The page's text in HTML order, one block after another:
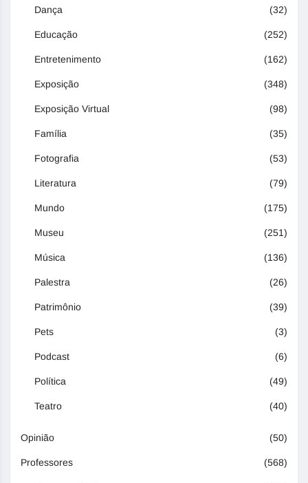
Dança (32)
Educação (252)
Entretenimento (162)
Exposição (348)
Exposição Virtual (98)
Família (35)
Fotografia (53)
Literatura (79)
Mundo (175)
Museu (251)
Música (136)
Palestra (26)
Patrimônio (39)
Pets (3)
Podcast (6)
Política (49)
Teatro (40)
Opinião (50)
Professores (568)